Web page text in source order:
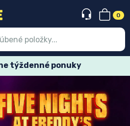
0
týždenné ponuky